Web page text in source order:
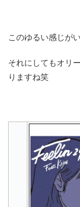
このゆるい感じが
それにしてもオリ
りますね笑